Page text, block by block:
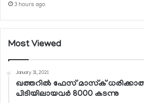
3 hours ago
Most Viewed
January 31, 2021
ഖത്തറില്‍ ഫേസ് മാസ്‌ക്
പിടിയിലായവര്‍ 8000 കടന്നു